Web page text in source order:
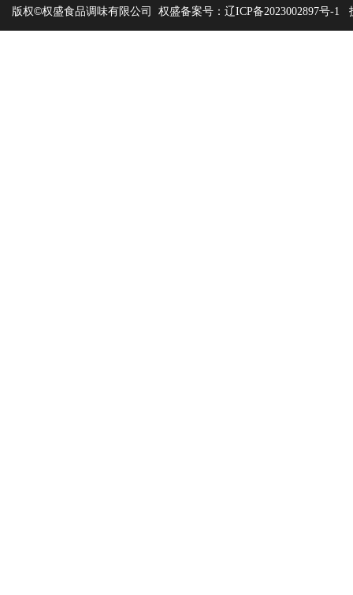
版权©权盛食品调味有限公司 权盛备案号： 辽ICP备2023002897号-1